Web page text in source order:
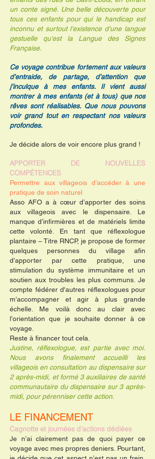
un conte signé. Une belle découverte pour
tous ces enfants pour qui le handicap est
inconnu et surtout l'existence d'une langue
gestuelle qu'est la Langue des Signes
Française.
Ce voyage contribue fortement aux valeurs
d’entraide, de partage, d’attention que
j’inculque à mes enfants. Il vient aussi
montrer à mes enfants (et à tous) que nos
rêves sont réalisables. Que nous pouvons
voir grand tout en respectant nos valeurs
profondes.
Je décide alors de voir encore plus grand !
APPORTER DE NOUVELLES
COMPÉTENCES
Permettre aux villageois d’accéder à une
pratique de soin naturel
Asso AFO a à cœur d’apporter des soins
aux villageois avec le dispensaire. Le
manque d’infirmières et de matériels limite
cette volonté. En tant que réflexologue
plantaire – Titre RNCP, je propose de former
quelques personnes du village afin
d’apporter par cette pratique, une
stimulation du système immunitaire et un
soutien aux troubles les plus communs. Je
compte fédérer d'autres réflexologues pour
m’accompagner et agir à plus grande
échelle. Me voilà donc au clair avec
l’orientation que je souhaite donner à ce
voyage.
Reste à financer tout cela.
Justine, réflexologue, est partie avec moi.
Nous avons finalement accueilli les
villageois en consultation au dispensaire sur
2 après-midi, et formé 3 auxiliaires de santé
communautaire du dispensaire sur 3 après-
midi, pour pérenniser cette action.
LE FINANCEMENT
Cagnotte et journées d’actions dédiées
Je n’ai clairement pas de quoi payer ce
voyage avec mes propres deniers. Pourtant,